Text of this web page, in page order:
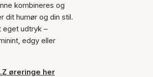
kombineres og
dit humør og din stil.
eget udtryk –
edgy eller
øreringe her